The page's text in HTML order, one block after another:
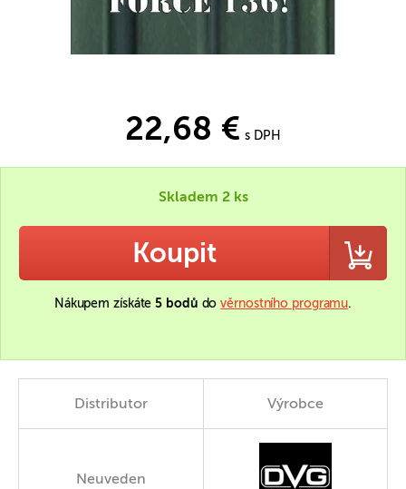
22,68 € s DPH
Skladem 2 ks
Koupit
Nákupem získáte5 bodů dověrnostního programu.
Distributor Výrobce
Neuveden